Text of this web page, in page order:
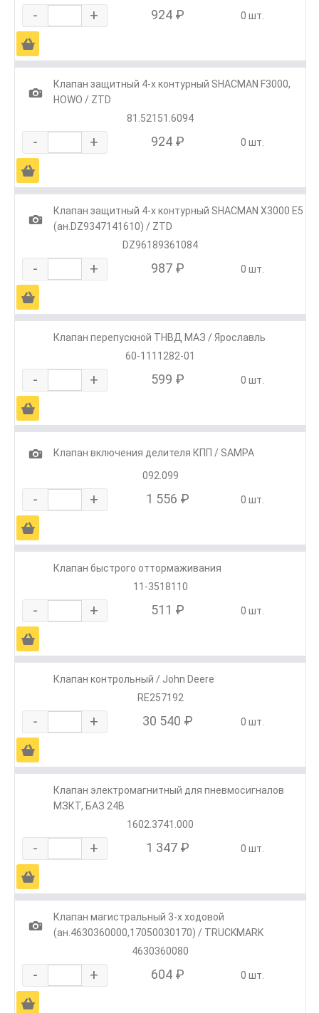
- + 924 ₽ 0 шт.
Ä
1
Клапан защитный 4-х контурный SHACMAN F3000,
HOWO / ZTD
81.52151.6094
- + 924 ₽ 0 шт.
Ä
1
Клапан защитный 4-х контурный SHACMAN X3000 E5
(ан.DZ9347141610) / ZTD
DZ96189361084
- + 987 ₽ 0 шт.
Ä
Клапан перепускной ТНВД МАЗ / Ярославль
60-1111282-01
- + 599 ₽ 0 шт.
Ä
1
Клапан включения делителя КПП / SAMPA
092.099
- + 1 556 ₽ 0 шт.
Ä
Клапан быстрого оттормаживания
11-3518110
- + 511 ₽ 0 шт.
Ä
Клапан контрольный / John Deere
RE257192
- + 30 540 ₽ 0 шт.
Ä
Клапан электромагнитный для пневмосигналов
МЗКТ, БАЗ 24В
1602.3741.000
- + 1 347 ₽ 0 шт.
Ä
1
Клапан магистральный 3-х ходовой
(ан.4630360000,17050030170) / TRUCKMARK
4630360080
- + 604 ₽ 0 шт.
Ä